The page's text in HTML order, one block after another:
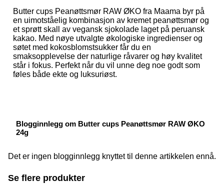
Butter cups Peanøttsmør RAW ØKO fra Maama byr på
en uimotståelig kombinasjon av kremet peanøttsmør og
et sprøtt skall av vegansk sjokolade laget på peruansk
kakao. Med nøye utvalgte økologiske ingredienser og
søtet med kokosblomstsukker får du en
smaksopplevelse der naturlige råvarer og høy kvalitet
står i fokus. Perfekt når du vil unne deg noe godt som
føles både ekte og luksuriøst.
Blogginnlegg om Butter cups Peanøttsmør RAW ØKO
24g
Det er ingen blogginnlegg knyttet til denne artikkelen ennå.
Se flere produkter